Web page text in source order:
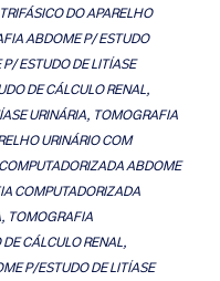
DO APARELHO
ABDOME P/ ESTUDO
ESTUDO DE LITÍASE
DE CÁLCULO RENAL,
URINÁRIA, TOMOGRAFIA
URINÁRIO COM
ABDOME
COMPUTADORIZADA
TOMOGRAFIA
CÁLCULO RENAL,
P/ESTUDO DE LITÍASE